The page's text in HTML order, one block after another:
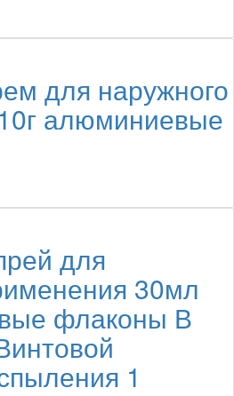
для наружного
алюминиевые
для
30мл
флаконы В
1